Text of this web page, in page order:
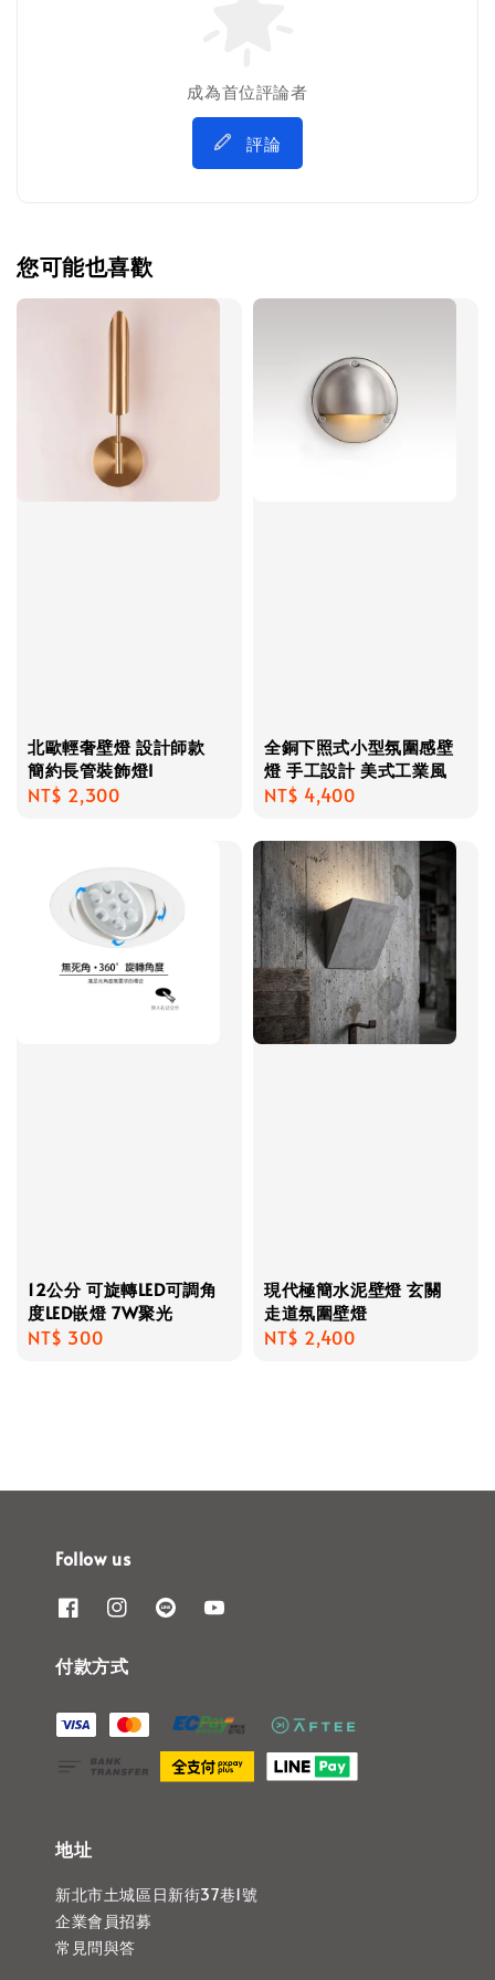
成為首位評論者
評論
您可能也喜歡
北歐輕奢壁燈 設計師款
簡約長管裝飾燈I
Regular
NT$ 2,300
全銅下照式小型氛圍感壁
燈 手工設計 美式工業風
Regular
NT$ 4,400
12公分 可旋轉LED可調角
度LED嵌燈 7W聚光
Regular
NT$ 300
現代極簡水泥壁燈 玄關
走道氛圍壁燈
Regular
NT$ 2,400
Follow us
付款方式
地址
新北市土城區日新街37巷1號
企業會員招募
常見問與答